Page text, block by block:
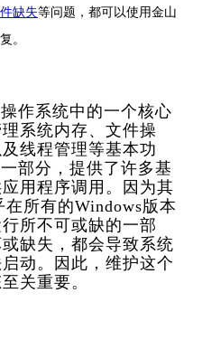
缺失等问题，都可以使用金山
。
作系统中的一个核心
系统内存、文件操
线程管理等基本功
部分，提供了许多基
用程序调用。因为其
所有的Windows版本
所不可或缺的一部
缺失，都会导致系统
动。因此，维护这个
关重要。